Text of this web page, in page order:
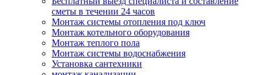
сметы в течении 24 часов
Монтаж системы отопления под ключ
Монтаж котельного оборудования
Монтаж теплого пола
Монтаж системы водоснабжения
Установка сантехники